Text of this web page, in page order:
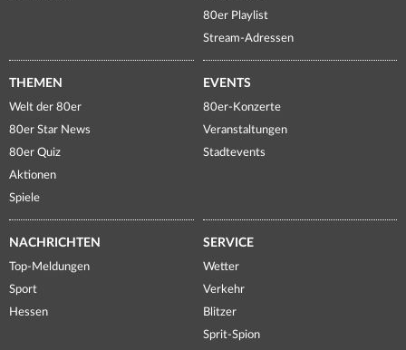
80er Playlist
Stream-Adressen
THEMEN
Welt der 80er
80er Star News
80er Quiz
Aktionen
Spiele
EVENTS
80er-Konzerte
Veranstaltungen
Stadtevents
NACHRICHTEN
Top-Meldungen
Sport
Hessen
SERVICE
Wetter
Verkehr
Blitzer
Sprit-Spion